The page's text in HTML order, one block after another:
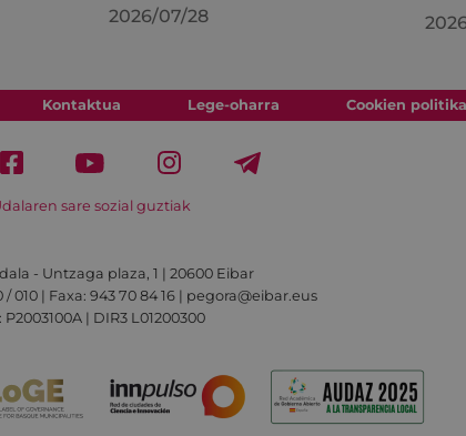
2026/07/28
Kontaktua Lege-oharra Cookien politika
sare sozial guztiak
- Untzaga plaza, 1 | 20600 Eibar
/ 010 | Faxa: 943 70 84 16 | pegora@eibar.eus
P2003100A | DIR3 L01200300